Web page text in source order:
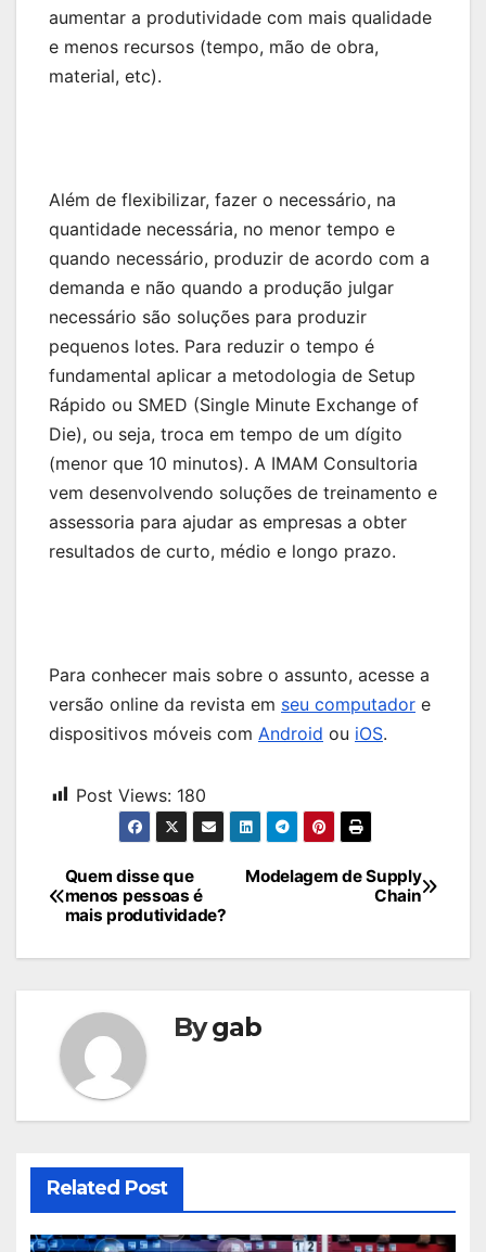
aumentar a produtividade com mais qualidade
e menos recursos (tempo, mão de obra,
material, etc).
Além de flexibilizar, fazer o necessário, na
quantidade necessária, no menor tempo e
quando necessário, produzir de acordo com a
demanda e não quando a produção julgar
necessário são soluções para produzir
pequenos lotes. Para reduzir o tempo é
fundamental aplicar a metodologia de Setup
Rápido ou SMED (Single Minute Exchange of
Die), ou seja, troca em tempo de um dígito
(menor que 10 minutos). A IMAM Consultoria
vem desenvolvendo soluções de treinamento e
assessoria para ajudar as empresas a obter
resultados de curto, médio e longo prazo.
Para conhecer mais sobre o assunto, acesse a
versão online da revista em seu computador e
dispositivos móveis com Android ou iOS.
Post Views: 180
Navegação
de
Modelagem de Supply
Chain
Quem disse que
menos pessoas é
mais produtividade?
Bygab
Related Post